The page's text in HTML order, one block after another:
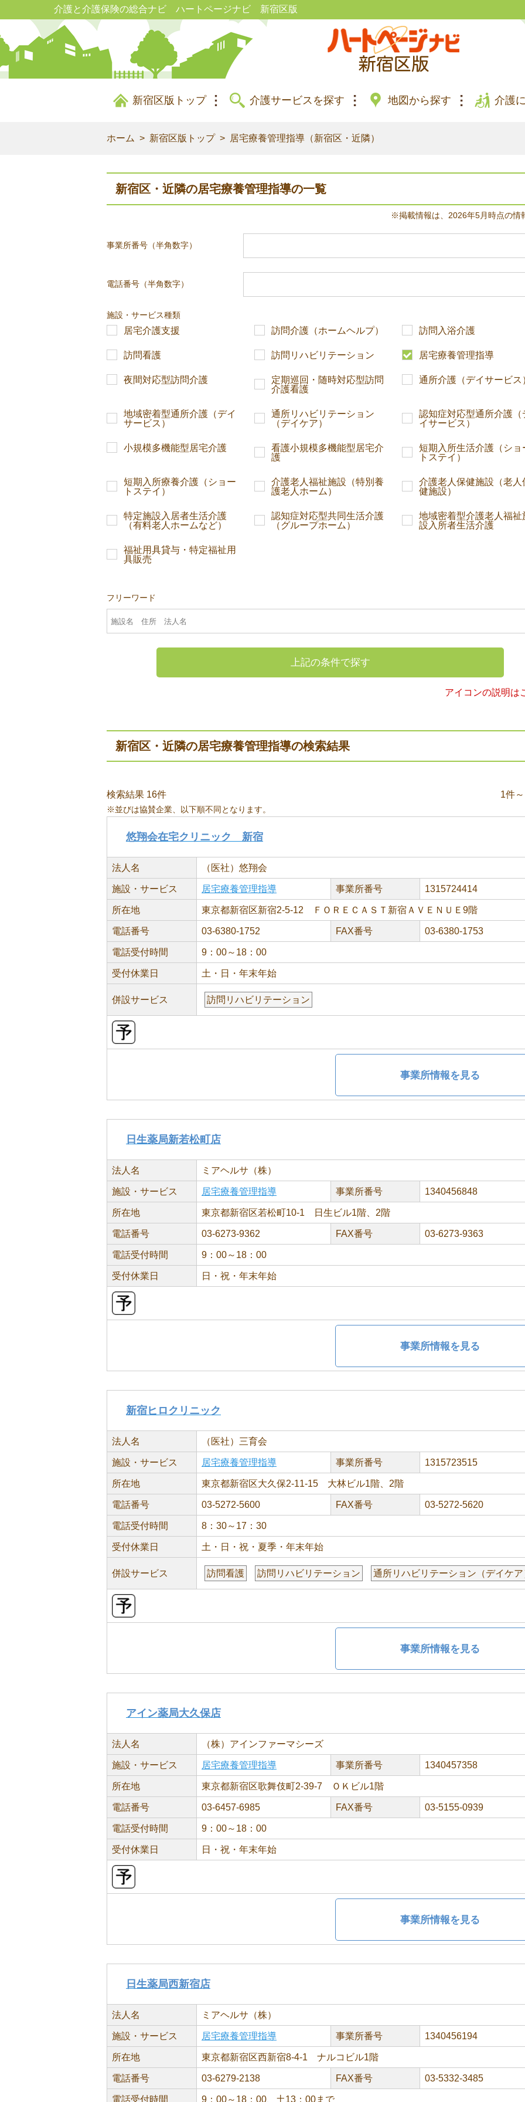
介護と介護保険の総合ナビ ハートページナビ 新宿区版
新宿区版トップ 介護サービスを探す 地図から探す 介護
ホーム 新宿区版トップ 居宅療養管理指導（新宿区・近隣）
新宿区・近隣の居宅療養管理指導の一覧
※掲載情報は、2026年5月時点の情
事業所番号（半角数字）
電話番号（半角数字）
施設・サービス種類
居宅介護支援 訪問介護（ホームヘルプ） 訪問入浴介護
訪問看護 訪問リハビリテーション 居宅療養管理指導
夜間対応型訪問介護
定期巡回・随時対応型訪問
介護看護
通所介護（デイサービス
地域密着型通所介護（デイ
サービス）
通所リハビリテーション
（デイケア）
認知症対応型通所介護（
イサービス）
小規模多機能型居宅介護
看護小規模多機能型居宅介
護
短期入所生活介護（ショ
トステイ）
短期入所療養介護（ショー
トステイ）
介護老人福祉施設（特別養
護老人ホーム）
介護老人保健施設（老人
健施設）
特定施設入居者生活介護
（有料老人ホームなど）
認知症対応型共同生活介護
（グループホーム）
地域密着型介護老人福祉
設入所者生活介護
福祉用具貸与・特定福祉用
具販売
フリーワード
上記の条件で探す
アイコンの説明は
新宿区・近隣の居宅療養管理指導の検索結果
検索結果 16件 1件
※並びは協賛企業、以下順不同となります。
悠翔会在宅クリニック 新宿
法人名 （医社）悠翔会
施設・サービス 居宅療養管理指導 事業所番号 1315724414
所在地 東京都新宿区新宿2-5-12 ＦＯＲＥＣＡＳＴ新宿ＡＶＥＮＵＥ9階
電話番号 03-6380-1752 FAX番号 03-6380-1753
電話受付時間 9：00～18：00
受付休業日 土・日・年末年始
併設サービス 訪問リハビリテーション
事業所情報を見る
日生薬局新若松町店
法人名 ミアヘルサ（株）
施設・サービス 居宅療養管理指導 事業所番号 1340456848
所在地 東京都新宿区若松町10-1 日生ビル1階、2階
電話番号 03-6273-9362 FAX番号 03-6273-9363
電話受付時間 9：00～18：00
受付休業日 日・祝・年末年始
事業所情報を見る
新宿ヒロクリニック
法人名 （医社）三育会
施設・サービス 居宅療養管理指導 事業所番号 1315723515
所在地 東京都新宿区大久保2-11-15 大林ビル1階、2階
電話番号 03-5272-5600 FAX番号 03-5272-5620
電話受付時間 8：30～17：30
受付休業日 土・日・祝・夏季・年末年始
併設サービス 訪問看護 訪問リハビリテーション 通所リハビリテーション（デイケア
事業所情報を見る
アイン薬局大久保店
法人名 （株）アインファーマシーズ
施設・サービス 居宅療養管理指導 事業所番号 1340457358
所在地 東京都新宿区歌舞伎町2-39-7 ＯＫビル1階
電話番号 03-6457-6985 FAX番号 03-5155-0939
電話受付時間 9：00～18：00
受付休業日 日・祝・年末年始
事業所情報を見る
日生薬局西新宿店
法人名 ミアヘルサ（株）
施設・サービス 居宅療養管理指導 事業所番号 1340456194
所在地 東京都新宿区西新宿8-4-1 ナルコビル1階
電話番号 03-6279-2138 FAX番号 03-5332-3485
電話受付時間 9：00～18：00、土13：00まで